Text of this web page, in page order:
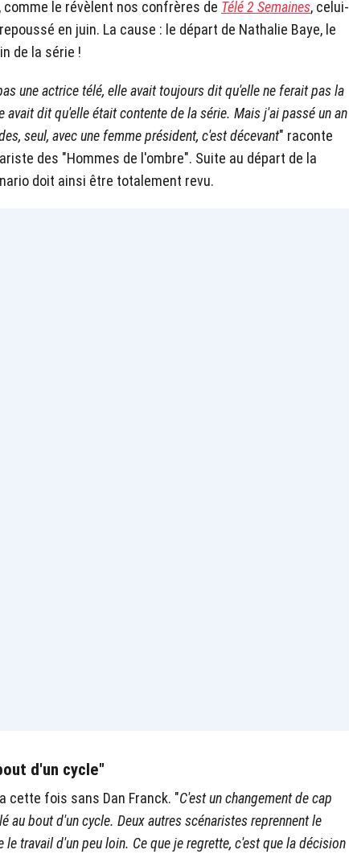
comme le révèlent nos confrères de Télé 2 Semaines, celui-
en juin. La cause : le départ de Nathalie Baye, le
de la série !
une actrice télé, elle avait toujours dit qu'elle ne ferait pas la
avait dit qu'elle était contente de la série. Mais j'ai passé un an
seul, avec une femme président, c'est décevant" raconte
des "Hommes de l'ombre". Suite au départ de la
doit ainsi être totalement revu.
d'un cycle"
cette fois sans Dan Franck. "C'est un changement de cap
au bout d'un cycle. Deux autres scénaristes reprennent le
le travail d'un peu loin. Ce que je regrette, c'est que la décision